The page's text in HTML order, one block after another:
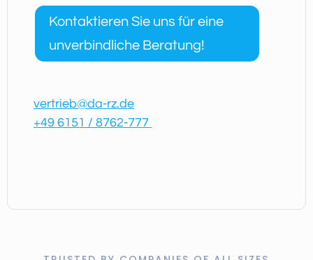
Kontaktieren Sie uns für eine
unverbindliche Beratung!
vertrieb@da-rz.de
+49 6151 / 8762-777